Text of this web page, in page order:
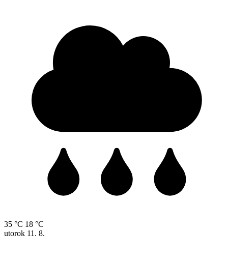
35 °C 18 °C
utorok 11. 8.